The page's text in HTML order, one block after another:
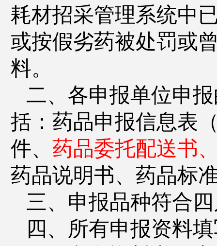
耗材招采管理系统中
或按假劣药被处罚或
料。
二、各申报单位申
括：药品申报信息表
件、 药品委托配送书
药品说明书、药品标
三、申报品种符合
四、所有申报资料